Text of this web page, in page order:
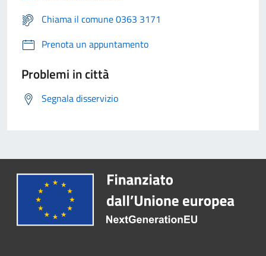
Chiama il comune 0363 3171
Prenota un appuntamento
Problemi in città
Segnala disservizio